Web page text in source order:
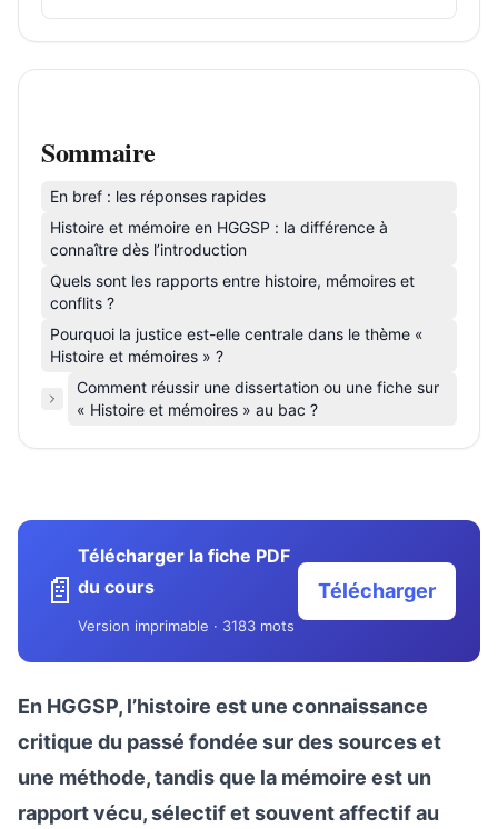
Sommaire
En bref : les réponses rapides
Histoire et mémoire en HGGSP : la différence à
connaître dès l’introduction
Quels sont les rapports entre histoire, mémoires et
conflits ?
Pourquoi la justice est-elle centrale dans le thème «
Histoire et mémoires » ?
Comment réussir une dissertation ou une fiche sur
« Histoire et mémoires » au bac ?
📄
Télécharger la fiche PDF
du cours
Version imprimable · 3183 mots
Télécharger
En HGGSP, l’histoire est une connaissance
critique du passé fondée sur des sources et
une méthode, tandis que la mémoire est un
rapport vécu, sélectif et souvent affectif au